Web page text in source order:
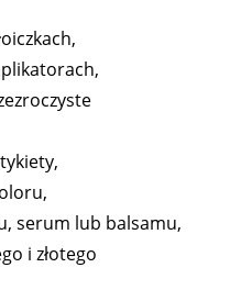
serum lub balsamu,
i złotego